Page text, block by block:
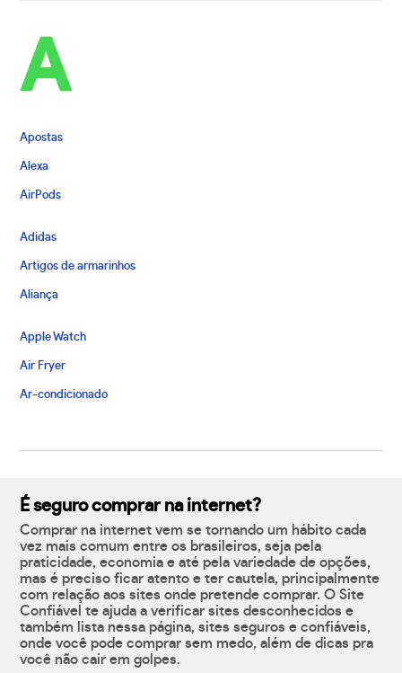
A
Apostas
Alexa
AirPods
Adidas
Artigos de armarinhos
Aliança
Apple Watch
Air Fryer
Ar-condicionado
É seguro comprar na internet?
Comprar na internet vem se tornando um hábito cada
vez mais comum entre os brasileiros, seja pela
praticidade, economia e até pela variedade de opções,
mas é preciso ficar atento e ter cautela, principalmente
com relação aos sites onde pretende comprar. O Site
Confiável te ajuda a verificar sites desconhecidos e
também lista nessa página, sites seguros e confiáveis,
onde você pode comprar sem medo, além de dicas pra
você não cair em golpes.